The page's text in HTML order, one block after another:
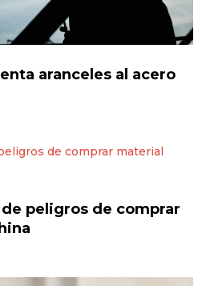
aranceles al acero
peligros de comprar